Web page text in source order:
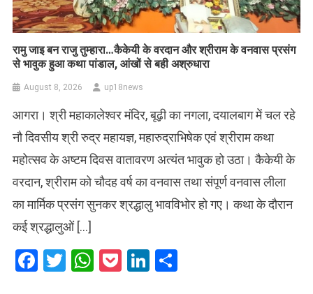
रामु जाइ बन राजु तुम्हारा…कैकेयी के वरदान और श्रीराम के वनवास प्रसंग
से भावुक हुआ कथा पांडाल, आंखों से बही अश्रुधारा
August 8, 2026 up18news
आगरा। श्री महाकालेश्वर मंदिर, बूढ़ी का नगला, दयालबाग में चल रहे
नौ दिवसीय श्री रुद्र महायज्ञ, महारुद्राभिषेक एवं श्रीराम कथा
महोत्सव के अष्टम दिवस वातावरण अत्यंत भावुक हो उठा। कैकेयी के
वरदान, श्रीराम को चौदह वर्ष का वनवास तथा संपूर्ण वनवास लीला
का मार्मिक प्रसंग सुनकर श्रद्धालु भावविभोर हो गए। कथा के दौरान
कई श्रद्धालुओं […]
Facebook
Twitter
WhatsApp
PocketLinkedIn